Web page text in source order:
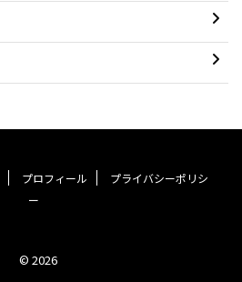
プロフィール
プライバシーポリシ
ー
© 2026